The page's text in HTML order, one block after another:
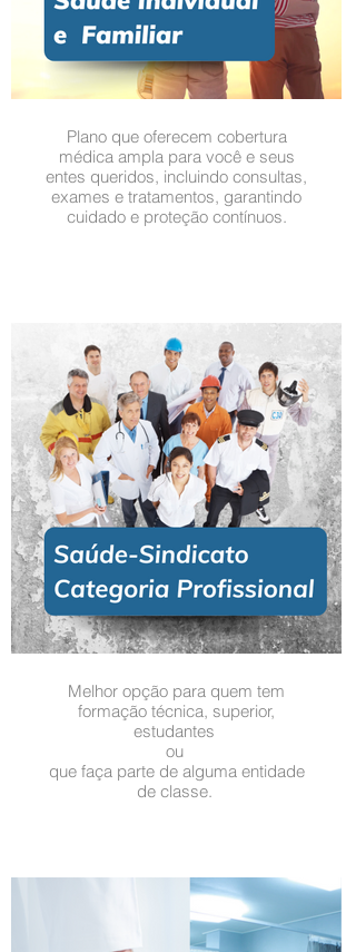
Plano que oferecem cobertura
médica ampla para você e seus
entes queridos, incluindo consultas,
exames e tratamentos, garantindo
cuidado e proteção contínuos.
Melhor opção para quem tem
formação técnica, superior,
estudantes
ou
que faça parte de alguma entidade
de classe.